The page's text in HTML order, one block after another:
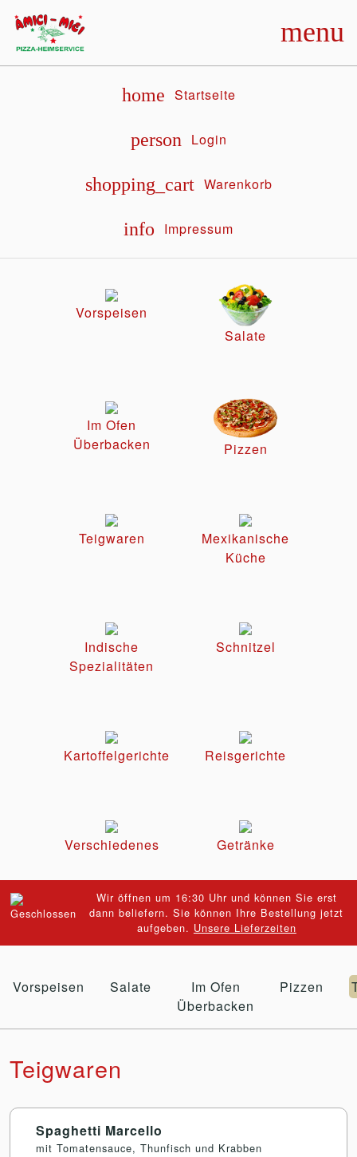
menu
home Startseite
person Login
shopping_cart Warenkorb
info Impressum
Vorspeisen
Salate
Im Ofen
Überbacken
Pizzen
Teigwaren
Mexikanische
Küche
Indische
Spezialitäten
Schnitzel
Kartoffelgerichte Reisgerichte
Verschiedenes Getränke
Wir öffnen um 16:30 Uhr und können Sie erst
dann beliefern. Sie können Ihre Bestellung jetzt
aufgeben. Unsere Lieferzeiten
Vorspeisen Salate
Im Ofen
Überbacken
Pizzen
Teigwaren
Spaghetti Marcello
mit Tomatensauce, Thunfisch und Krabben